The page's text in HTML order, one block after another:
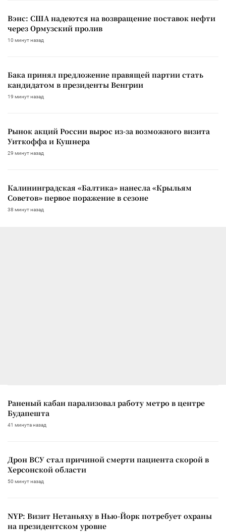
Вэнс: США надеются на возвращение поставок нефти
через Ормузский пролив
10 минут назад
Бака принял предложение правящей партии стать
кандидатом в президенты Венгрии
19 минут назад
Рынок акций России вырос из-за возможного визита
Уиткоффа и Кушнера
29 минут назад
Калининградская «Балтика» нанесла «Крыльям
Советов» первое поражение в сезоне
38 минут назад
Раненый кабан парализовал работу метро в центре
Будапешта
41 минута назад
Дрон ВСУ стал причиной смерти пациента скорой в
Херсонской области
50 минут назад
NYP: Визит Нетаньяху в Нью-Йорк потребует охраны
на президентском уровне